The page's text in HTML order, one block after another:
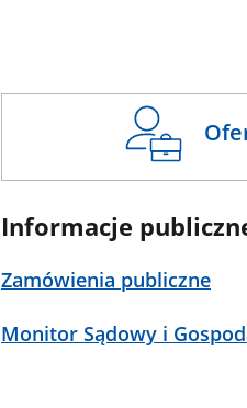
Informacje
Zamówienia publiczne
Monitor Sądowy i